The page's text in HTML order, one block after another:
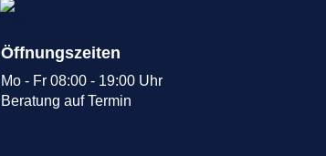
Öffnungszeiten
Mo - Fr 08:00 - 19:00 Uhr
Beratung aufTermin